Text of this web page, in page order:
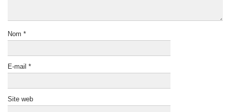
Nom *
E-mail *
Site web